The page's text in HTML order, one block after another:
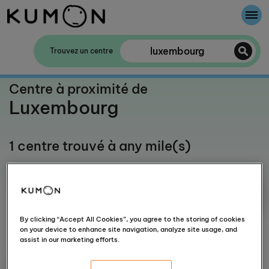
Trouvez un centre
Centre à proximité de
Luxembourg
1 centre trouvé à any mile(s)
Plus de filtres
Bienvenue chez Kumon
La Méthode Kumon
L'histoire de Kumon
By clicking “Accept All Cookies”, you agree to the storing of cookies
on your device to enhance site navigation, analyze site usage, and
assist in our marketing efforts.